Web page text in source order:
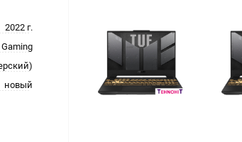
2022 г.
Gaming
новый